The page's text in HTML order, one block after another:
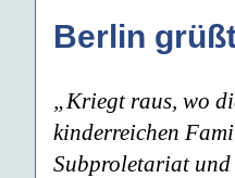
Berlin
„Kriegt raus, wo
kinderreichen
Subproletariat